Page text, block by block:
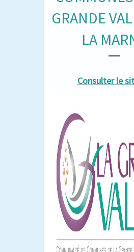
GRANDE
LA
Consulter le